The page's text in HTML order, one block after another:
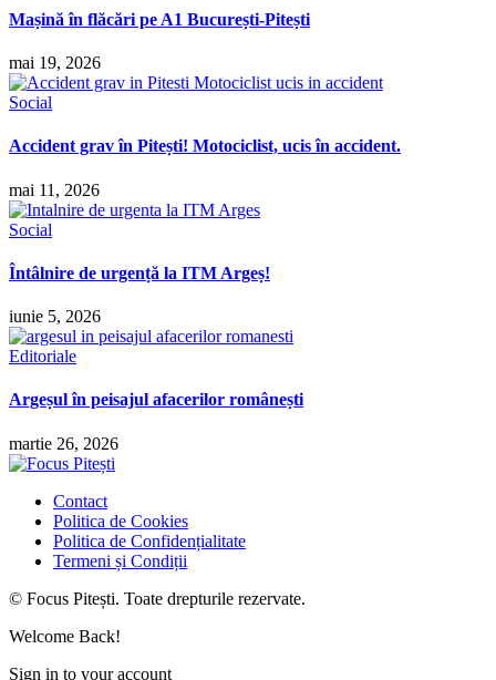
Mașină în flăcări pe A1 București-Pitești
mai 19, 2026
Social
Accident grav în Pitești! Motociclist, ucis în accident.
mai 11, 2026
Social
Întâlnire de urgență la ITM Argeș!
iunie 5, 2026
Editoriale
Argeșul în peisajul afacerilor românești
martie 26, 2026
Contact
Politica de Cookies
Politica de Confidențialitate
Termeni și Condiții
© Focus Pitești. Toate drepturile rezervate.
Welcome Back!
Sign in to your account